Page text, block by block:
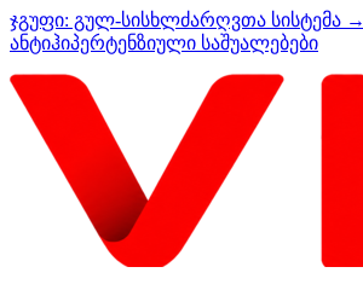
ჯგუფი: გულ-სისხლძარღვთა სისტემა →
ანტიჰიპერტენზიული საშუალებები